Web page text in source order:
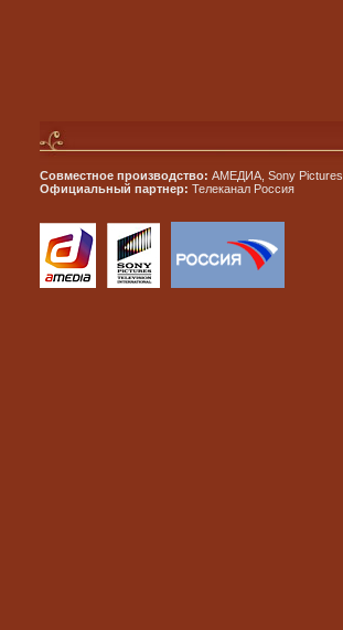
Совместное производство: АМЕДИА, Sony Pictures
Официальный партнер: Телеканал Россия